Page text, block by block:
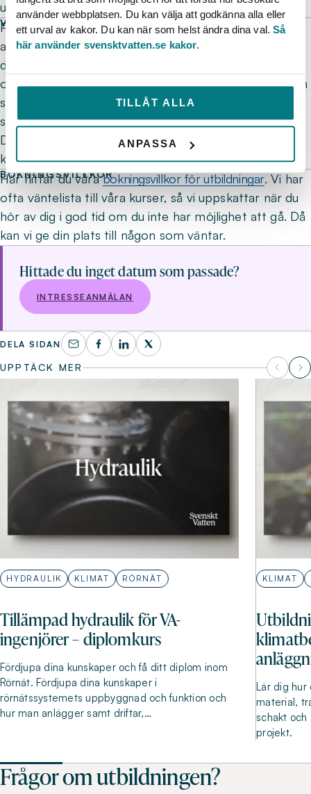
använder webbplatsen. Du kan välja att godkänna alla eller
ett urval av kakor. Du kan när som helst ändra dina val.Så
här använder svensktvatten.se kakor.
TILLÅT ALLA
ANPASSA
uppbyggnad.
VÅR DIGITALA LÄRPLATTFORM
På våra utbildningar – både fysiska och online –
använder du vår digitala lärplattform. Här hittar du allt
du behöver för kursen; kursmaterial, förberedelser
och övningar, samt även möteslänkar när utbildningen
sker online. Efter kursen är det här du laddar ned och
sparar ditt kursintyg.
Du får mer information via e-post i god tid innan
kursstart.
BOKNINGSVILLKOR
Här hittar du vårabokningsvillkor för utbildningar. Vi har
ofta väntelista till våra kurser, så vi uppskattar när du
hör av dig i god tid om du inte har möjlighet att gå. Då
kan vi ge din plats till någon som väntar.
Hittade du inget datum som passade?
INTRESSEANMÄLAN
DELA SIDAN
UPPTÄCK MER
HYDRAULIK KLIMAT RÖRNÄT
Tillämpad hydraulik för VA-
ingenjörer – diplomkurs
Fördjupa dina kunskaper och få ditt diplom inom
Rörnät. Fördjupa dina kunskaper i
rörnätssystemets uppbyggnad och funktion och
hur man anlägger samt driftar,…
KLIMAT
Lär dig hur
material,
schakt
projekt.
Frågor om utbildningen?